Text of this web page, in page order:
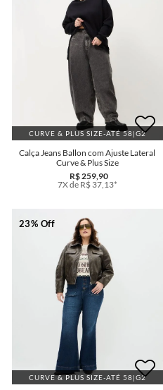
CURVE & PLUS SIZE-ATÉ 58|G2
Calça Jeans Ballon com Ajuste Lateral
Curve & Plus Size
R$ 259,90
7X de R$ 37,13*
CURVE & PLUS SIZE-ATÉ 58|G2
23% Off